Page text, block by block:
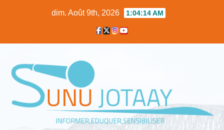
dim. Août 9th, 2026 1:04:15 AM